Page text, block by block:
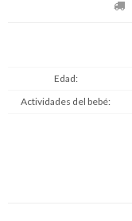
Edad
Actividades del bebé